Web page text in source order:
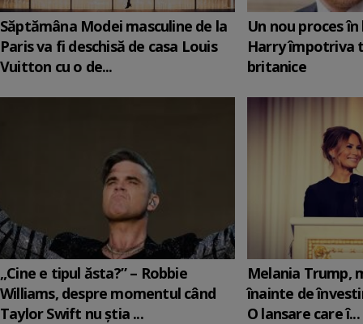
Săptămâna Modei masculine de la
Paris va fi deschisă de casa Louis
Vuitton cu o de...
Un nou proces
Harry împotriva
britanice
„Cine e tipul ăsta?” – Robbie
Williams, despre momentul când
Taylor Swift nu știa ...
Melania Trump,
înainte de
O lansare care î...